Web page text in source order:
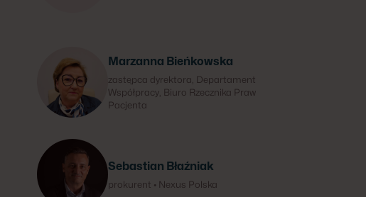
Marzanna Bieńkowska
zastępca dyrektora, Departament
Współpracy, Biuro Rzecznika Praw
Pacjenta
Sebastian Błaźniak
prokurent • Nexus Polska